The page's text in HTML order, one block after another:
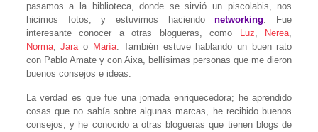
pasamos a la biblioteca, donde se sirvió un piscolabis, nos
hicimos fotos, y estuvimos haciendonetworking. Fue
interesante conocer a otras blogueras, como
Luz, Nerea,
Norma,Jarao María. También estuve hablando un buen rato
con Pablo Amate y con Aixa, bellísimas personas que me dieron
buenos consejos e ideas.
La verdad es que fue una jornada enriquecedora; he aprendido
cosas que no sabía sobre algunas marcas, he recibido buenos
consejos, y he conocido a otras blogueras que tienen blogs de